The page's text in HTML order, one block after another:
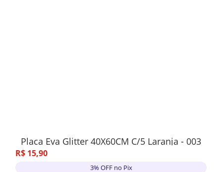
Placa Eva Glitter 40X60CM C/5 Laranja - 003
R$ 15,90
3% OFF no Pix